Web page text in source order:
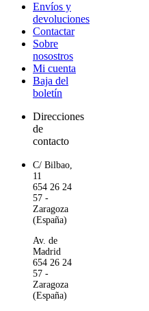
Envíos y
devoluciones
Contactar
Sobre
nosostros
Mi cuenta
Baja del
boletín
Direcciones
de
contacto
C/ Bilbao,
11
654 26 24
57 -
Zaragoza
(España)
Av. de
Madrid
654 26 24
57 -
Zaragoza
(España)